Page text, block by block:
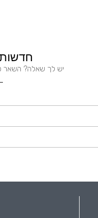
חדשות
יש לך שאלה? השאר